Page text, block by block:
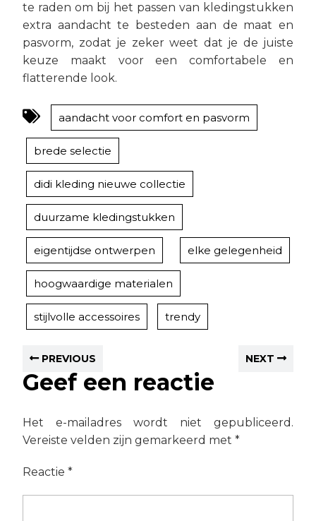
te raden om bij het passen van kledingstukken
extra aandacht te besteden aan de maat en
pasvorm, zodat je zeker weet dat je de juiste
keuze maakt voor een comfortabele en
flatterende look.
aandacht voor comfort en pasvorm
brede selectie
didi kleding nieuwe collectie
duurzame kledingstukken
eigentijdse ontwerpen elke gelegenheid
hoogwaardige materialen
stijlvolle accessoires trendy
PREVIOUS NEXT
Geef een reactie
Het e-mailadres wordt niet gepubliceerd.
Vereiste velden zijn gemarkeerd met *
Reactie *